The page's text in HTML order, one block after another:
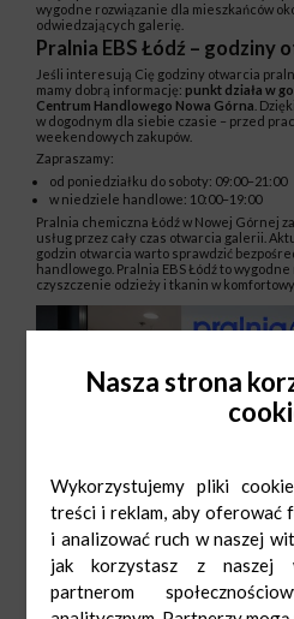
wygodne rozwiązanie dla mieszkańców
odwiedzających galerię.
Pralnia EBS Łódź – godziny
Jeśli interesują Cię godziny otwarcia
mamy dobrą informację: punkt działa w
Centrum Handlowego Nowa Górna .
w dogodnym dla siebie czasie – przed
weekendowych zakupów.
Zapraszamy:
od poniedziałku do soboty: 09:00–21:00
w niedziele handlowe: 10:00–19:00
Pralnia chemiczna Łódź w Nowej Górnej
usług przez cały czas otwarcia galerii.
godzin otwarcia warto sprawdzić
handlowego. Pralnia EBS Łódź to
czyszczenie odzieży i tkanin w
Nasza strona
Wykorzystujemy pliki
treści i reklam, aby oferować
i analizować ruch w naszej
jak korzystasz z naszej
partnerom